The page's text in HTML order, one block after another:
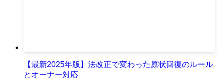
【最新2025年版】法改正で変わった原状回復のルール
とオーナー対応